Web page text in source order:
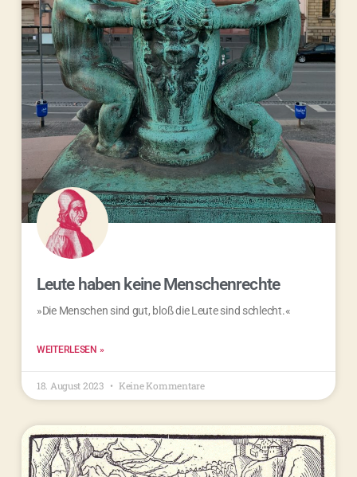
Leute haben keine Menschenrechte
»Die Menschen sind gut, bloß die Leute sind schlecht.«
WEITERLESEN »
18. August 2023 Keine Kommentare